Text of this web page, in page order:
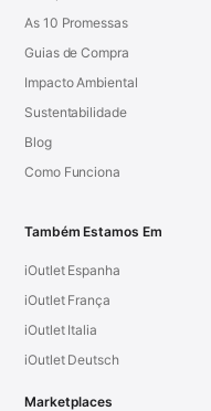
As 10 Promessas
Guias de Compra
Impacto Ambiental
Sustentabilidade
Blog
Como Funciona
Também Estamos Em
iOutlet Espanha
iOutlet França
iOutlet Italia
iOutlet Deutsch
Marketplaces